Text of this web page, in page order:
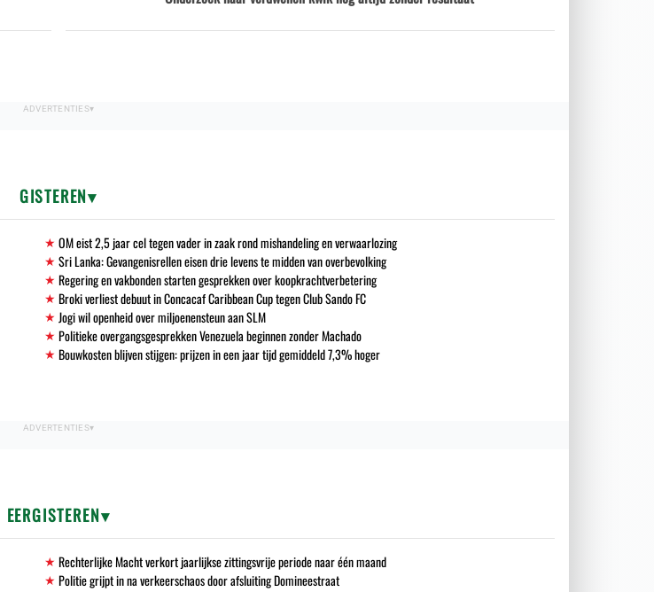
GISTEREN
OM eist 2,5 jaar cel tegen vader in zaak rond mishandeling en verwaarlozing
Sri Lanka: Gevangenisrellen eisen drie levens te midden van overbevolking
Regering en vakbonden starten gesprekken over koopkrachtverbetering
Broki verliest debuut in Concacaf Caribbean Cup tegen Club Sando FC
Jogi wil openheid over miljoenensteun aan SLM
Politieke overgangsgesprekken Venezuela beginnen zonder Machado
Bouwkosten blijven stijgen: prijzen in een jaar tijd gemiddeld 7,3% hoger
EERGISTEREN
Rechterlijke Macht verkort jaarlijkse zittingsvrije periode naar één maand
Politie grijpt in na verkeerschaos door afsluiting Domineestraat